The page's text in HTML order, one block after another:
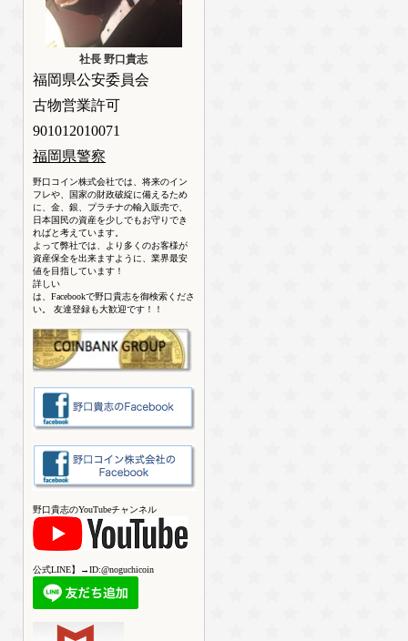
社長 野口貴志
福岡県公安委員会
古物営業許可
901012010071
福岡県警察
野口コイン株式会社では、将来のイン
フレや、国家の財政破綻に備えるため
に、金、銀、プラチナの輸入販売で、
日本国民の資産を少しでもお守りでき
ればと考えています。
よって弊社では、より多くのお客様が
資産保全を出来ますように、業界最安
値を目指しています！
詳しい
は、Facebookで野口貴志を御検索くださ
い。 友達登録も大歓迎です！！
野口貴志のYouTubeチャンネル
公式LINE】→ID:@noguchicoin